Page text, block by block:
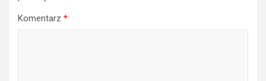
Komentarz *